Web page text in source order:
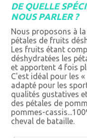
DE QUELLE
NOUS PARLER ?
Nous proposons à
pétales de fruits
Les fruits étant
déshydratées les
et apportent 4 fois
C'est idéal pour les
adapté pour les
qualités gustatives
des pétales de
pommes-
cheval de bataille.